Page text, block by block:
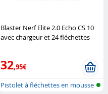
Blaster Nerf Elite 2.0 Echo CS 10
avec chargeur et 24 fléchettes
32,95€
Pistolet à fléchettes en mousse